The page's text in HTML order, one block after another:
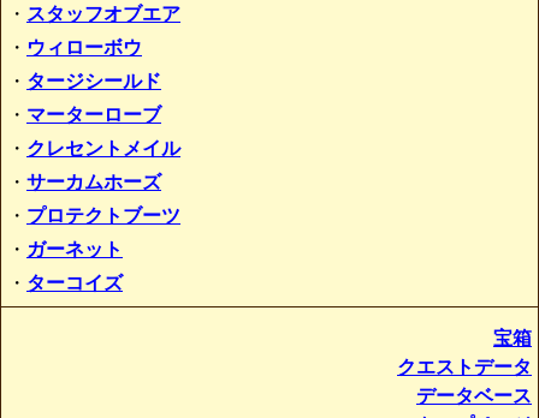
・ スタッフオブエア
・ ウィローボウ
・ タージシールド
・ マーターローブ
・ クレセントメイル
・ サーカムホーズ
・ プロテクトブーツ
・ ガーネット
・ ターコイズ
宝箱
クエストデータ
データベース